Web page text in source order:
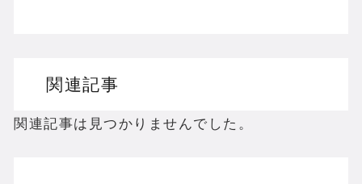
ドラゴンクエスト３の思い出
【聖剣伝説3】リースとアンジェラってなん
関連記事
関連記事は見つかりませんでした。